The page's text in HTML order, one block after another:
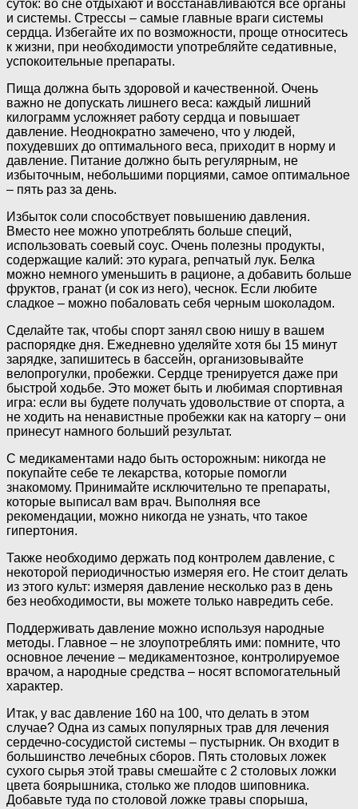
суток: во сне отдыхают и восстанавливаются все органы
и системы. Стрессы – самые главные враги системы
сердца. Избегайте их по возможности, проще относитесь
к жизни, при необходимости употребляйте седативные,
успокоительные препараты.
Пища должна быть здоровой и качественной. Очень
важно не допускать лишнего веса: каждый лишний
килограмм усложняет работу сердца и повышает
давление. Неоднократно замечено, что у людей,
похудевших до оптимального веса, приходит в норму и
давление. Питание должно быть регулярным, не
избыточным, небольшими порциями, самое оптимальное
– пять раз за день.
Избыток соли способствует повышению давления.
Вместо нее можно употреблять больше специй,
использовать соевый соус. Очень полезны продукты,
содержащие калий: это курага, репчатый лук. Белка
можно немного уменьшить в рационе, а добавить больше
фруктов, гранат (и сок из него), чеснок. Если любите
сладкое – можно побаловать себя черным шоколадом.
Сделайте так, чтобы спорт занял свою нишу в вашем
распорядке дня. Ежедневно уделяйте хотя бы 15 минут
зарядке, запишитесь в бассейн, организовывайте
велопрогулки, пробежки. Сердце тренируется даже при
быстрой ходьбе. Это может быть и любимая спортивная
игра: если вы будете получать удовольствие от спорта, а
не ходить на ненавистные пробежки как на каторгу – они
принесут намного больший результат.
С медикаментами надо быть осторожным: никогда не
покупайте себе те лекарства, которые помогли
знакомому. Принимайте исключительно те препараты,
которые выписал вам врач. Выполняя все
рекомендации, можно никогда не узнать, что такое
гипертония.
Также необходимо держать под контролем давление, с
некоторой периодичностью измеряя его. Не стоит делать
из этого культ: измеряя давление несколько раз в день
без необходимости, вы можете только навредить себе.
Поддерживать давление можно используя народные
методы. Главное – не злоупотреблять ими: помните, что
основное лечение – медикаментозное, контролируемое
врачом, а народные средства – носят вспомогательный
характер.
Итак, у вас давление 160 на 100, что делать в этом
случае? Одна из самых популярных трав для лечения
сердечно-сосудистой системы – пустырник. Он входит в
большинство лечебных сборов. Пять столовых ложек
сухого сырья этой травы смешайте с 2 столовых ложки
цвета боярышника, столько же плодов шиповника.
Добавьте туда по столовой ложке травы спорыша,